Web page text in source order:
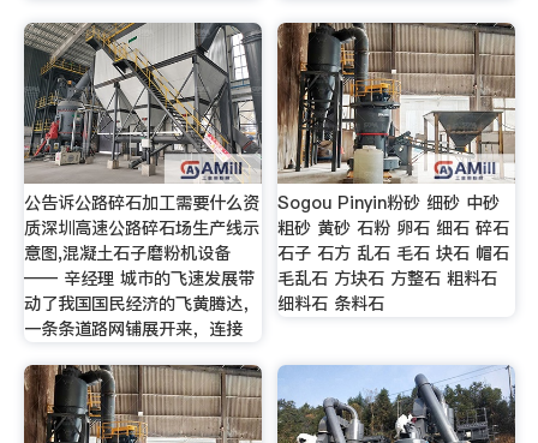
公告诉公路碎石加工需要什么资
质深圳高速公路碎石场生产线示
意图,混凝土石子磨粉机设备
—— 辛经理 城市的飞速发展带
动了我国国民经济的飞黄腾达，
一条条道路网铺展开来，连接
Sogou Pinyin粉砂 细砂 中砂
粗砂 黄砂 石粉 卵石 细石 碎石
石子 石方 乱石 毛石 块石 帽石
毛乱石 方块石 方整石 粗料石
细料石 条料石